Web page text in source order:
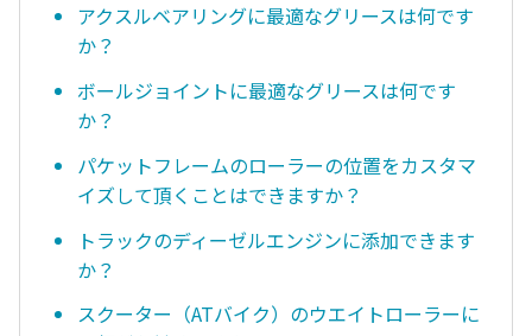
アクスルベアリングに最適なグリースは何です
か？
ボールジョイントに最適なグリースは何です
か？
パケットフレームのローラーの位置をカスタマ
イズして頂くことはできますか？
トラックのディーゼルエンジンに添加できます
か？
スクーター（ATバイク）のウエイトローラーに